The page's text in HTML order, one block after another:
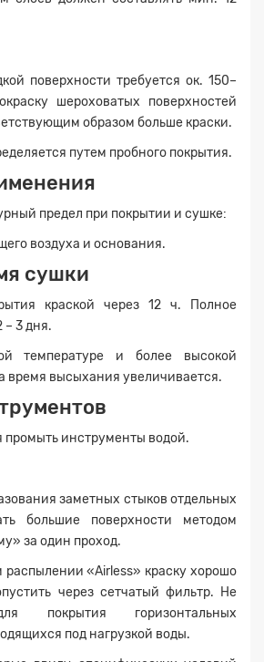
поверхности требуется ок. 150–
шероховатых поверхностей
образом больше краски.
путем пробного покрытия.
предел при покрытии и сушке:
воздуха и основания.
сушки
краской через 12 ч. Полное
– 3 дня.
температуре и более высокой
время высыхания увеличивается.
инструменты водой.
заметных стыков отдельных
большие поверхности методом
за один проход.
распылении «Airless» краску хорошо
через сетчатый фильтр. Не
покрытия горизонтальных
под нагрузкой воды.